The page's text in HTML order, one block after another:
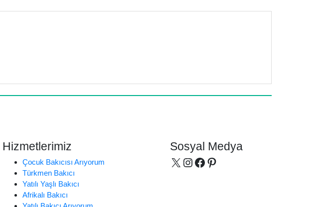
Hizmetlerimiz
Çocuk Bakıcısı Arıyorum
Türkmen Bakıcı
Yatılı Yaşlı Bakıcı
Afrikalı Bakıcı
Sosyal Medya
X Instagram
Facebook
Pinterest